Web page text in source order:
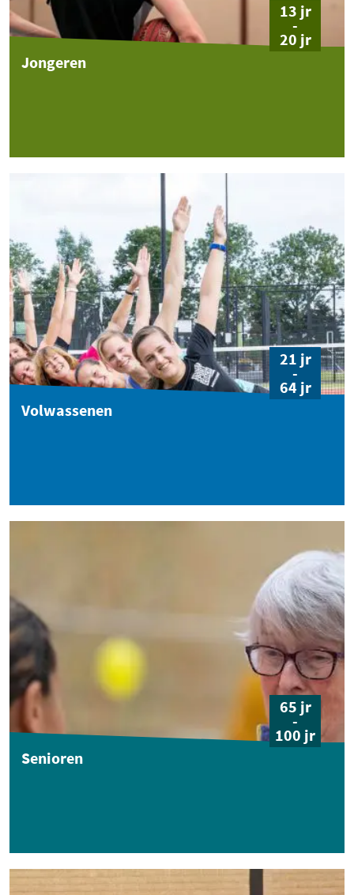
Jongeren
13 jr
-
20 jr
Volwassenen
21 jr
-
64 jr
Senioren
65 jr
-
100 jr